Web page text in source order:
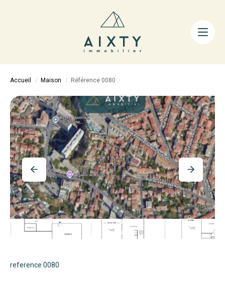
ACHETER
LA MÉTHODE
AIXTY & VOUS
Nos Agences
Nos Équipes
Nos Tarifs
Nos Biens Vendus
Notre City Guide
Accueil Maison Référence 0080
reference 0080